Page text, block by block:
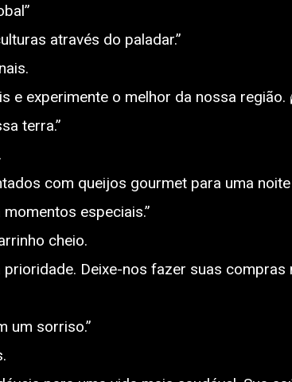
através do paladar.”
e experimente o melhor da nossa
terra.”
com queijos gourmet para uma
especiais.”
cheio.
prioridade. Deixe-nos fazer suas
um sorriso.”